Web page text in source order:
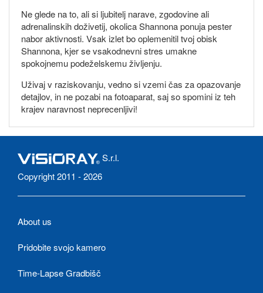
Ne glede na to, ali si ljubitelj narave, zgodovine ali
adrenalinskih doživetij, okolica Shannona ponuja pester
nabor aktivnosti. Vsak izlet bo oplemenitil tvoj obisk
Shannona, kjer se vsakodnevni stres umakne
spokojnemu podeželskemu življenju.
Uživaj v raziskovanju, vedno si vzemi čas za opazovanje
detajlov, in ne pozabi na fotoaparat, saj so spomini iz teh
krajev naravnost neprecenljivi!
S.r.l.
Copyright 2011 - 2026
About us
Pridobite svojo kamero
Time-Lapse Gradbišč